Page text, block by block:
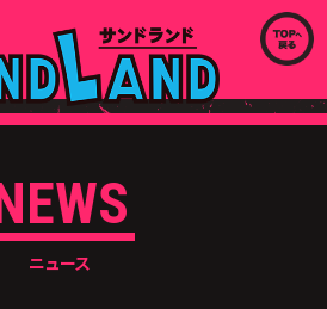
ニュース